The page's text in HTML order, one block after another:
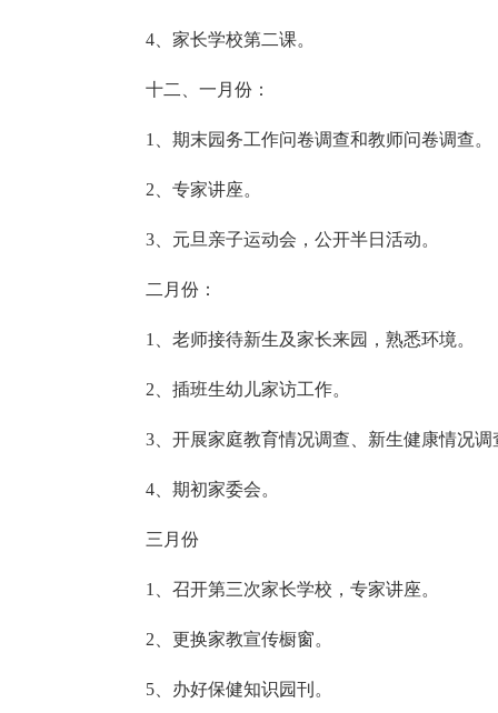
4、家长学校第二课。
十二、一月份：
1、期末园务工作问卷调查和教师问卷调查。
2、专家讲座。
3、元旦亲子运动会，公开半日活动。
二月份：
1、老师接待新生及家长来园，熟悉环境。
2、插班生幼儿家访工作。
3、开展家庭教育情况调查、新生健康情况调
4、期初家委会。
三月份
1、召开第三次家长学校，专家讲座。
2、更换家教宣传橱窗。
5、办好保健知识园刊。